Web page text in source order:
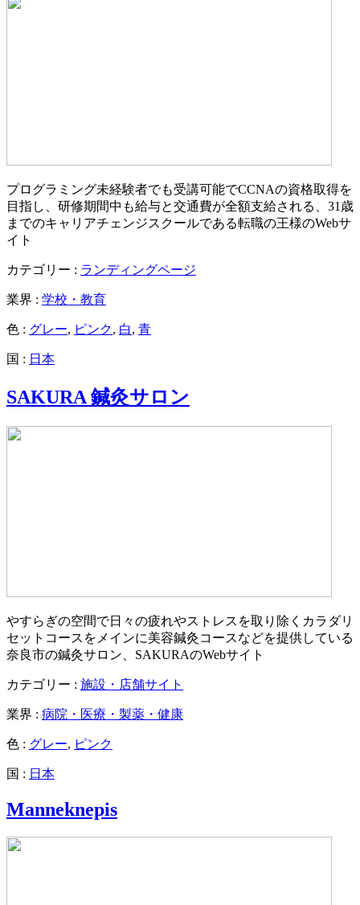
プログラミング未経験者でも受講可能でCCNAの資格取得を
目指し、研修期間中も給与と交通費が全額支給される、31歳
までのキャリアチェンジスクールである転職の王様のWebサ
イト
カテゴリー : ランディングページ
業界 : 学校・教育
色 : グレー, ピンク, 白, 青
国 : 日本
SAKURA 鍼灸サロン
やすらぎの空間で日々の疲れやストレスを取り除くカラダリ
セットコースをメインに美容鍼灸コースなどを提供している
奈良市の鍼灸サロン、SAKURAのWebサイト
カテゴリー : 施設・店舗サイト
業界 : 病院・医療・製薬・健康
色 : グレー, ピンク
国 : 日本
Manneknepis